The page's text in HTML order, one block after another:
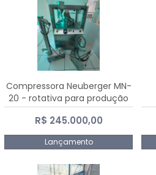
Compressora Neuberger MN-
20 - rotativa para produção
de comprimidos
R$ 245.000,00
Lançamento